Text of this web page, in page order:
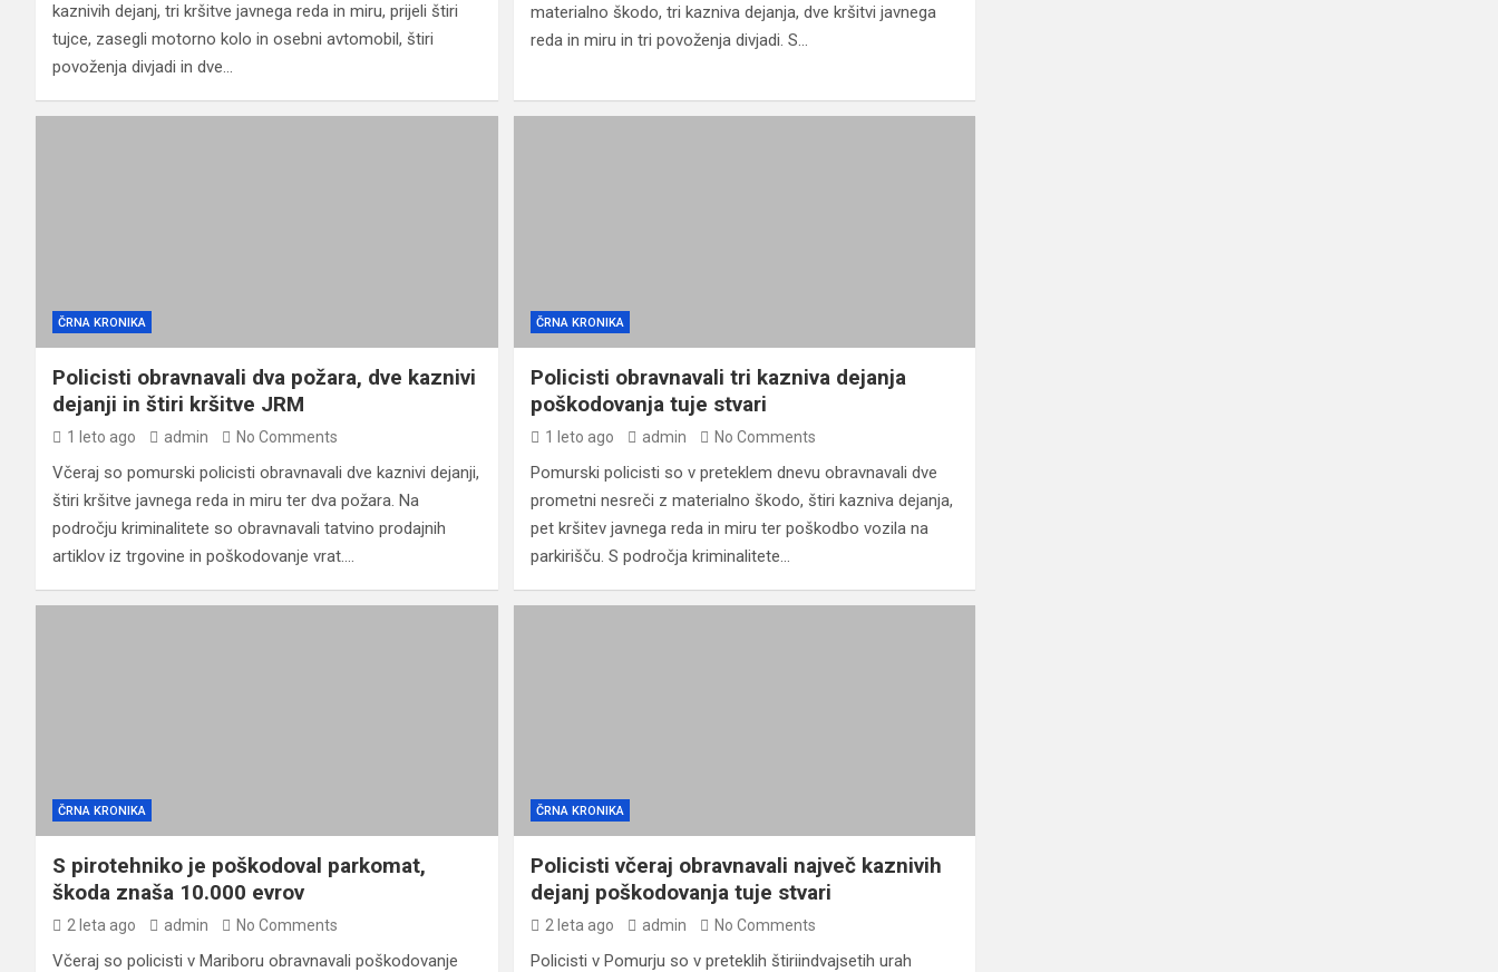
kaznivih dejanj, tri kršitve javnega reda in miru, prijeli štiri
tujce, zasegli motorno kolo in osebni avtomobil, štiri
povoženja divjadi in dve…
materialno škodo, tri kazniva dejanja, dve kršitvi javnega
reda in miru in tri povoženja divjadi. S…
ČRNA KRONIKA
Policisti obravnavali dva požara, dve kaznivi
dejanji in štiri kršitve JRM
1 leto ago admin No Comments
Včeraj so pomurski policisti obravnavali dve kaznivi dejanji,
štiri kršitve javnega reda in miru ter dva požara. Na
področju kriminalitete so obravnavali tatvino prodajnih
artiklov iz trgovine in poškodovanje vrat.…
ČRNA KRONIKA
Policisti obravnavali tri kazniva dejanja
poškodovanja tuje stvari
1 leto ago admin No Comments
Pomurski policisti so v preteklem dnevu obravnavali dve
prometni nesreči z materialno škodo, štiri kazniva dejanja,
pet kršitev javnega reda in miru ter poškodbo vozila na
parkirišču. S področja kriminalitete…
ČRNA KRONIKA
S pirotehniko je poškodoval parkomat,
škoda znaša 10.000 evrov
2 leta ago admin No Comments
Včeraj so policisti v Mariboru obravnavali poškodovanje
ČRNA KRONIKA
Policisti včeraj obravnavali največ kaznivih
dejanj poškodovanja tuje stvari
2 leta ago admin No Comments
Policisti v Pomurju so v preteklih štiriindvajsetih urah